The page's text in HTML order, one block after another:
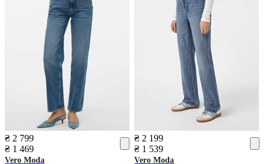
₴ 2 799
₴ 1 469
Vero Moda
₴ 2 199
₴ 1 539
Vero Moda